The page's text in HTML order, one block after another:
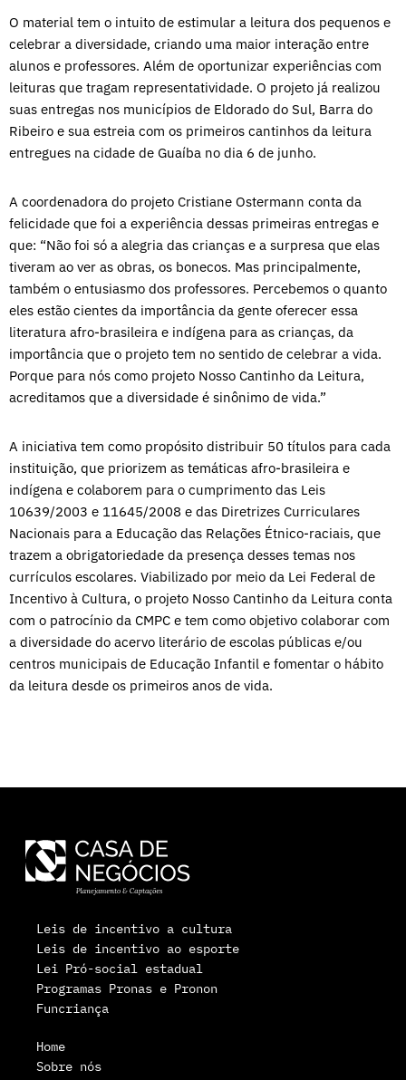
O material tem o intuito de estimular a leitura dos pequenos e
celebrar a diversidade, criando uma maior interação entre
alunos e professores. Além de oportunizar experiências com
leituras que tragam representatividade. O projeto já realizou
suas entregas nos municípios de Eldorado do Sul, Barra do
Ribeiro e sua estreia com os primeiros cantinhos da leitura
entregues na cidade de Guaíba no dia 6 de junho.
A coordenadora do projeto Cristiane Ostermann conta da
felicidade que foi a experiência dessas primeiras entregas e
que: “Não foi só a alegria das crianças e a surpresa que elas
tiveram ao ver as obras, os bonecos. Mas principalmente,
também o entusiasmo dos professores. Percebemos o quanto
eles estão cientes da importância da gente oferecer essa
literatura afro-brasileira e indígena para as crianças, da
importância que o projeto tem no sentido de celebrar a vida.
Porque para nós como projeto Nosso Cantinho da Leitura,
acreditamos que a diversidade é sinônimo de vida.”
A iniciativa tem como propósito distribuir 50 títulos para cada
instituição, que priorizem as temáticas afro-brasileira e
indígena e colaborem para o cumprimento das Leis
10639/2003 e 11645/2008 e das Diretrizes Curriculares
Nacionais para a Educação das Relações Étnico-raciais, que
trazem a obrigatoriedade da presença desses temas nos
currículos escolares. Viabilizado por meio da Lei Federal de
Incentivo à Cultura, o projeto Nosso Cantinho da Leitura conta
com o patrocínio da CMPC e tem como objetivo colaborar com
a diversidade do acervo literário de escolas públicas e/ou
centros municipais de Educação Infantil e fomentar o hábito
da leitura desde os primeiros anos de vida.
Leis de incentivo a cultura
Leis de incentivo ao esporte
Lei Pró-social estadual
Programas Pronas e Pronon
Funcriança
Home
Sobre nós